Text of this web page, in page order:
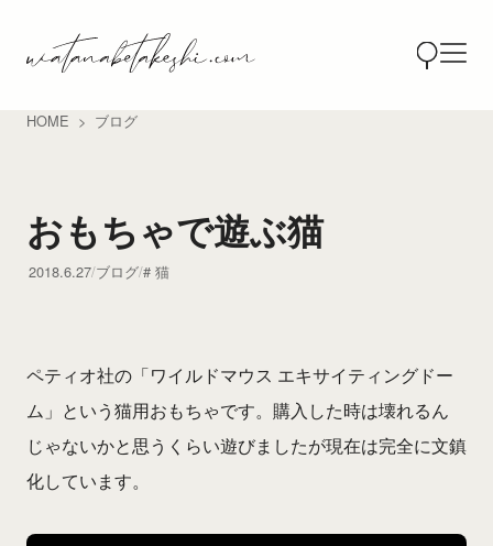
HOME ブログ
おもちゃで遊ぶ猫
2018.6.27 ブログ 猫
ペティオ社の「ワイルドマウス エキサイティングドー
ム」という猫用おもちゃです。購入した時は壊れるん
じゃないかと思うくらい遊びましたが現在は完全に文鎮
化しています。